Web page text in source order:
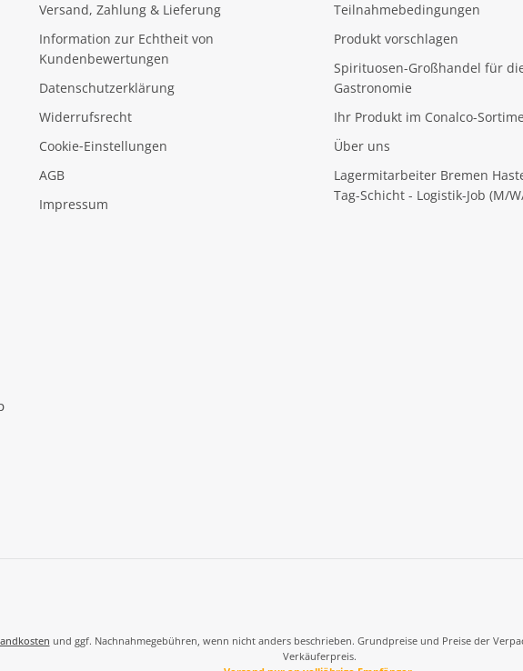
Versand, Zahlung & Lieferung
Information zur Echtheit von
Kundenbewertungen
Datenschutzerklärung
Widerrufsrecht
Cookie‑Einstellungen
AGB
Impressum
Teilnahmebedingungen
Produkt vorschlagen
Spirituosen-Großhandel für
Gastronomie
Ihr Produkt im Conalco-
Über uns
Lagermitarbeiter Bremen
Tag-Schicht - Logistik-Job (M/
und ggf. Nachnahmegebühren, wenn nicht anders beschrieben. Grundpreise und Preise der
Verkäuferpreis.